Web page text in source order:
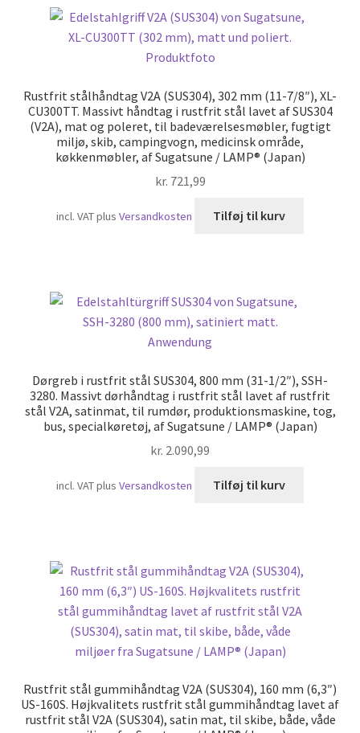
Rustfrit stålhåndtag V2A (SUS304), 302 mm (11-7/8″), XL-
CU300TT. Massivt håndtag i rustfrit stål lavet af SUS304
(V2A), mat og poleret, til badeværelsesmøbler, fugtigt
miljø, skib, campingvogn, medicinsk område,
køkkenmøbler, af Sugatsune / LAMP® (Japan)
kr. 721,99
incl. VATplusVersandkosten Tilføj til kurv
Dørgreb i rustfrit stål SUS304, 800 mm (31-1/2″), SSH-
3280. Massivt dørhåndtag i rustfrit stål lavet af rustfrit
stål V2A, satinmat, til rumdør, produktionsmaskine, tog,
bus, specialkøretøj, af Sugatsune / LAMP® (Japan)
kr. 2.090,99
incl. VATplusVersandkosten Tilføj til kurv
Rustfrit stål gummihåndtag V2A (SUS304), 160 mm (6,3″)
US-160S. Højkvalitets rustfrit stål gummihåndtag lavet af
rustfrit stål V2A (SUS304), satin mat, til skibe, både, våde